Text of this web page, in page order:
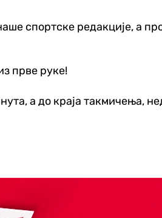
спортске редакције, а
прве руке!
а до краја такмичења,